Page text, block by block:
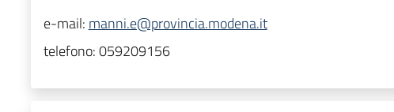
e-mail: manni.e@provincia.modena.it
telefono:059209156